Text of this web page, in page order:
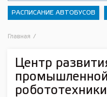
РАСПИСАНИЕ АВТОБУСОВ
Главная /
Центр
промышленной